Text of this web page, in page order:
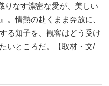
りなす濃密な愛が、美しい
。情熱の赴くまま奔放に、
る知子を、観客はどう受け
いところだ。【取材・文/